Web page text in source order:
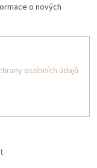
o nových
osobních údajů